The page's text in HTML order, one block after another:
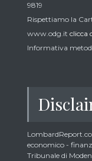
9819
Rispettiamo la
www.odg.it clicca
Informativa
economico -
Tribunale di